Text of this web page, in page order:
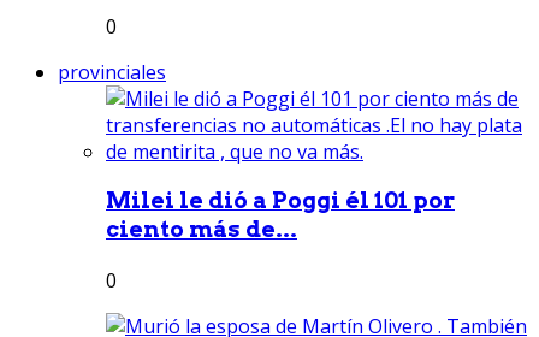
0
provinciales
Milei le dió a Poggi él 101 por
ciento más de...
0